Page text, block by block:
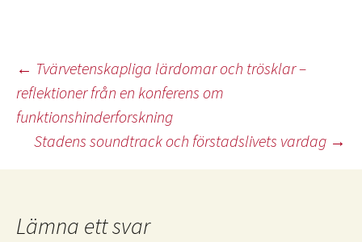
Inläggsnavigering
← Tvärvetenskapliga lärdomar och trösklar –
reflektioner från en konferens om
funktionshinderforskning
Stadens soundtrack och förstadslivets vardag →
Lämna ett svar